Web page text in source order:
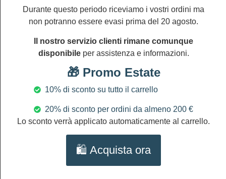
Lunghezza
7,5 (2″)
NICHEL AND
LEAD FREE
Prodotti Correlati
Durante questo periodo riceviamo i vostri ordini ma
non potranno essere evasi prima del 20 agosto.
Il nostro servizio clienti rimane comunque
disponibileper assistenza e informazioni.
🎁 Promo Estate
10% di sconto su tutto il carrello
20% di sconto per ordini da almeno 200 €
Lo sconto verrà applicato automaticamente al carrello.
🛍️ Acquista ora